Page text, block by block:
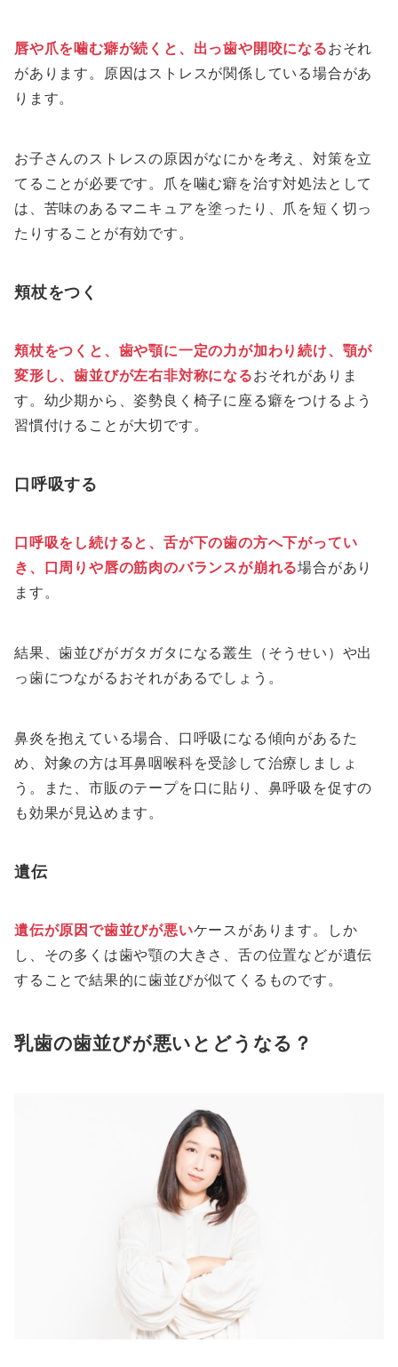
唇や爪を噛む癖が続くと、出っ歯や開咬になるおそれ
があります。原因はストレスが関係している場合があ
ります。
お子さんのストレスの原因がなにかを考え、対策を立
てることが必要です。爪を噛む癖を治す対処法として
は、苦味のあるマニキュアを塗ったり、爪を短く切っ
たりすることが有効です。
頬杖をつく
頬杖をつくと、歯や顎に一定の力が加わり続け、顎が
変形し、歯並びが左右非対称になるおそれがありま
す。幼少期から、姿勢良く椅子に座る癖をつけるよう
習慣付けることが大切です。
口呼吸する
口呼吸をし続けると、舌が下の歯の方へ下がってい
き、口周りや唇の筋肉のバランスが崩れる場合があり
ます。
結果、歯並びがガタガタになる叢生（そうせい）や出
っ歯につながるおそれがあるでしょう。
鼻炎を抱えている場合、口呼吸になる傾向があるた
め、対象の方は耳鼻咽喉科を受診して治療しましょ
う。また、市販のテープを口に貼り、鼻呼吸を促すの
も効果が見込めます。
遺伝
遺伝が原因で歯並びが悪いケースがあります。しか
し、その多くは歯や顎の大きさ、舌の位置などが遺伝
することで結果的に歯並びが似てくるものです。
乳歯の歯並びが悪いとどうなる？